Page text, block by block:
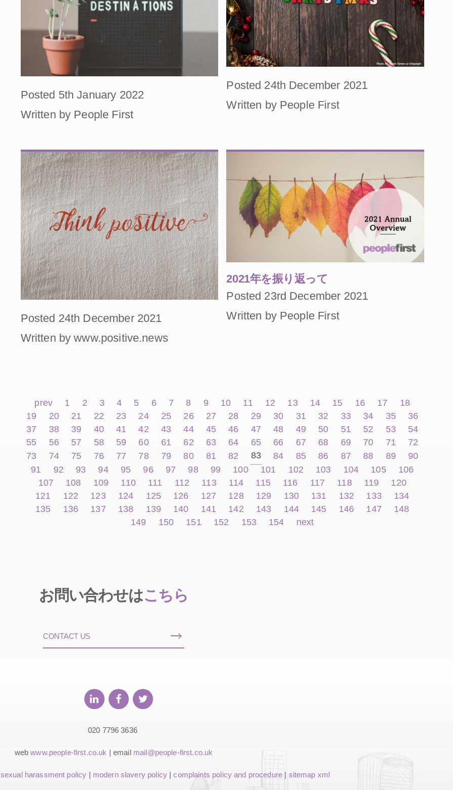
Posted 5th January 2022
Written by People First
Posted 24th December 2021
Written by People First
Posted 24th December 2021
Written by www.positive.news
2021年を振り返って
Posted 23rd December 2021
Written by People First
prev 1 2 3 4 5 6 7 8 9 10 11 12 13 14 15 16 17
18
19
20 21 22 23 24 25 26 27 28 29 30 31 32 33 34 35
36
37
38 39 40 41 42 43 44 45 46 47 48 49 50 51 52 53
54
55
56 57 58 59 60 61 62 63 64 65 66 67 68 69 70 71
72
73
74 75 76 77 78 79 80 81 82 83 84 85 86 87 88 89
90
91
92 93 94 95 96 97 98 99 100 101 102 103 104 105
106
107
108 109 110 111 112 113 114 115 116 117 118 119
120
121
122 123 124 125 126 127 128 129 130 131 132 133
134
135
136 137 138 139 140 141 142 143 144 145 146 147
148
149
150 151 152 153 154 next
お問い合わせはこちら
CONTACT US
020 7796 3636
webwww.people-first.co.uk | email mail@people-first.co.uk
sexual harassment policy | modern slavery policy|complaints policy and procedure | sitemap xml